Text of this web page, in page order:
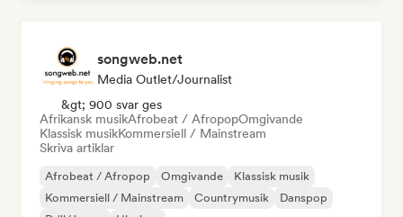
songweb.net
Media Outlet/Journalist
&gt; 900 svar ges
Afrikansk musikAfrobeat / AfropopOmgivande
Klassisk musikKommersiell / Mainstream
Skriva artiklar
Afrobeat / Afropop Omgivande
Klassisk musik
Kommersiell / Mainstream
Countrymusik
Danspop